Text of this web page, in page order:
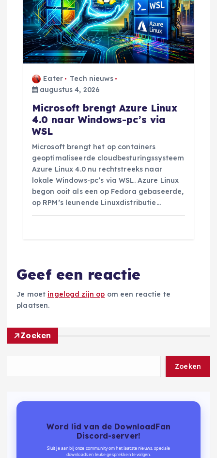
Eater
Tech nieuws
augustus 4, 2026
Microsoft brengt Azure Linux
4.0 naar Windows-pc’s via
WSL
Microsoft brengt het op containers
geoptimaliseerde cloudbesturingssysteem
Azure Linux 4.0 nu rechtstreeks naar
lokale Windows-pc’s via WSL. Azure Linux
begon ooit als een op Fedora gebaseerde,
op RPM’s leunende Linuxdistributie…
Geef een reactie
Je moet ingelogd zijn op om een reactie te
plaatsen.
Zoeken
Zoeken
Word lid van de DownloadFan
Discord-server!
Sluit je aan bij onze community om het laatste nieuws, speciale
downloads en leuke gesprekken te volgen.